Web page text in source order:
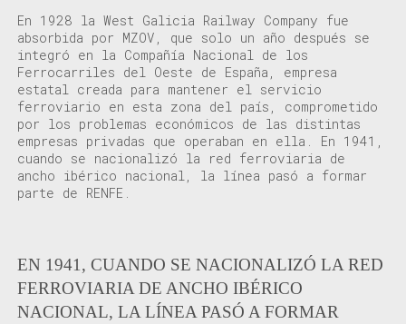
En 1928 la West Galicia Railway Company fue
absorbida por MZOV , que solo un año después se
integró en la Compañía Nacional de los
Ferrocarriles del Oeste de España, empresa
estatal creada para mantener el servicio
ferroviario en esta zona del país, comprometido
por los problemas económicos de las distintas
empresas privadas que operaban en ella
En 1941,
cuando se nacionalizó la red ferroviaria de
ancho ibérico nacional, la línea pasó a formar
parte de RENFE.
EN 1941, CUANDO SE NACIONALIZÓ LA RED
FERROVIARIA DE ANCHO IBÉRICO
NACIONAL, LA LÍNEA PASÓ A FORMAR